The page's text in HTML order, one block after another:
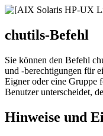
chutils-Befehl
Sie können den Befehl
und -berechtigungen für
Eigner oder eine Gruppe
Benutzer unterscheidet,
Hinweise und